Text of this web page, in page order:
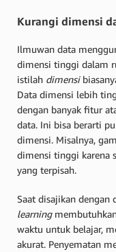
Kurangi dimensi
Ilmuwan data
dimensi tinggi dalam
istilah dimensi
Data dimensi lebih
dengan banyak fitur
data. Ini bisa berarti
dimensi. Misalnya,
dimensi tinggi karena
yang terpisah.
Saat disajikan
learning
waktu untuk belajar,
akurat. Penyematan